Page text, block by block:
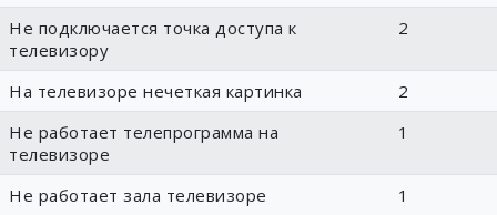
Не подключается точка доступа к
телевизору
2
На телевизоре нечеткая картинка
2
Не работает телепрограмма на
телевизоре
1
Не работает зала телевизоре
1